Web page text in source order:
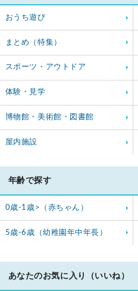
おうち遊び
まとめ（特集）
スポーツ・アウトドア
体験・見学
博物館・美術館・図書館
屋内施設
年齢で探す
0歳-1歳>（赤ちゃん）
5歳-6歳（幼稚園年中年長）
あなたのお気に入り（いいね）